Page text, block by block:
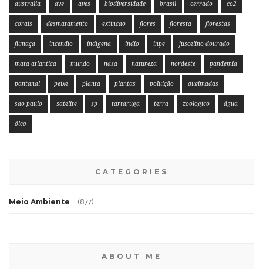
australia ave aves biodiversidade brasil cerrado co2
corais desmatamento extincao flores floresta florestas
fumaça incendio indigena indio inpe juscelino dourado
mata atlantica mundo nasa natureza nordeste pandemia
pantanal peixe planta plantas poluição queimadas
sao paulo satelite sp tartaruga terra zoologico água
óleo
CATEGORIES
Meio Ambiente (877)
ABOUT ME